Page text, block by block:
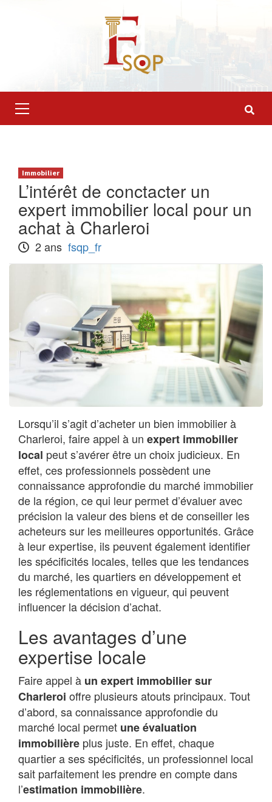
Primary
Menu
Immobilier
L’intérêt de conctacter un
expert immobilier local pour un
achat à Charleroi
2 ans fsqp_fr
Lorsqu’il s’agit d’acheter un bien immobilier à
Charleroi, faire appel à un expert immobilier
local peut s’avérer être un choix judicieux. En
effet, ces professionnels possèdent une
connaissance approfondie du marché immobilier
de la région, ce qui leur permet d’évaluer avec
précision la valeur des biens et de conseiller les
acheteurs sur les meilleures opportunités. Grâce
à leur expertise, ils peuvent également identifier
les spécificités locales, telles que les tendances
du marché, les quartiers en développement et
les réglementations en vigueur, qui peuvent
influencer la décision d’achat.
Les avantages d’une
expertise locale
Faire appel à un expert immobilier sur
Charleroi offre plusieurs atouts principaux. Tout
d’abord, sa connaissance approfondie du
marché local permet une évaluation
immobilière plus juste. En effet, chaque
quartier a ses spécificités, un professionnel local
sait parfaitement les prendre en compte dans
l’estimation immobilière.